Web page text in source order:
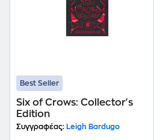
Best Seller
Six of Crows: Collector's
Edition
Συγγραφέας: Leigh Bardugo